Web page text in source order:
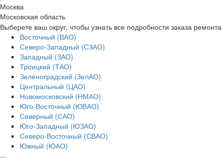
Москва
Московская область
Выберете ваш округ, чтобы узнать все подробности заказа ремонта
Восточный (ВАО)
Северо-Западный (СЗАО)
Западный (ЗАО)
Троицкий (ТАО)
Зеленоградский (ЗелАО)
Центральный (ЦАО)
Новомосковский (НМАО)
Юго-Восточный (ЮВАО)
Северный (САО)
Юго-Западный (ЮЗАО)
Северо-Восточный (СВАО)
Южный (ЮАО)